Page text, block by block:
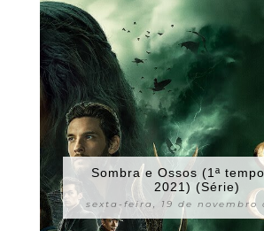
Sombra e Ossos (1ª
2021) (Série)
sexta-feira, 19 de novembro